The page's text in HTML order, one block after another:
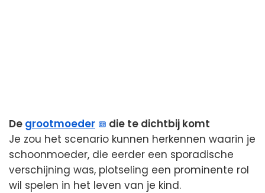
De grootmoeder
die te dichtbij komt
Je zou het scenario kunnen herkennen waarin je
schoonmoeder, die eerder een sporadische
verschijning was, plotseling een prominente rol
wil spelen in het leven van je kind.